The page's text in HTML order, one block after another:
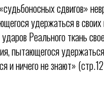
сдвигов»
удержаться в своих
Реального ткань
пытающегося
и ничего не знают»